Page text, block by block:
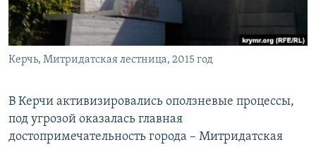
ПОБЕДИТЕЛЕЙ НЕ СУДЯТ?
КРЫМ.НЕПОКОРЕННЫЙ
ELIFBE
ПРИСОЕДИНЯЙТЕСЬ!
Все сайты RFE/RL
Керчь, Митридатская лестница, 2015 год
В Керчи активизировались оползневые процессы,
под угрозой оказалась главная
достопримечательность города – Митридатская